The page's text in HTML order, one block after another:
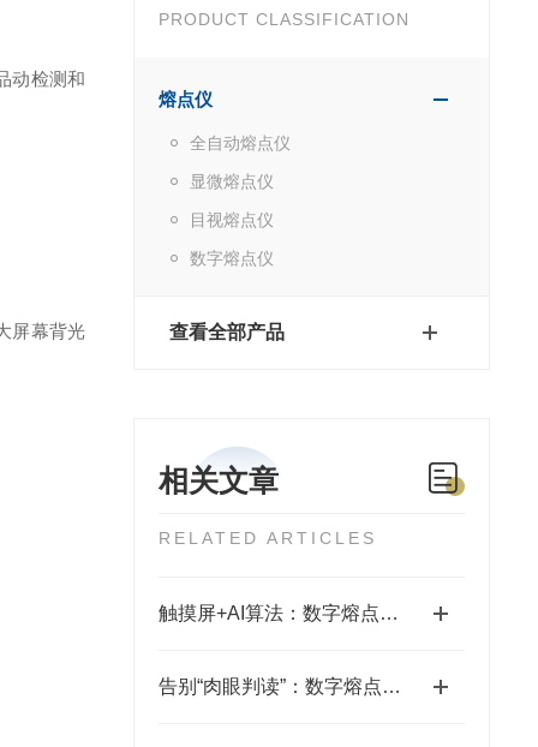
PRODUCT CLASSIFICATION
熔点仪
全自动熔点仪
显微熔点仪
目视熔点仪
数字熔点仪
查看全部产品
相关文章
RELATED ARTICLES
触摸屏+AI算法：数字熔点仪如何实现“毫厘级”精度控制
告别“肉眼判读”：数字熔点仪如何用技术定义检测客观性
动检测和
屏幕背光